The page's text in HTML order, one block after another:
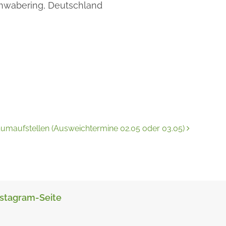
Deutschland
(Ausweichtermine 02.05 oder 03.05)
Seite